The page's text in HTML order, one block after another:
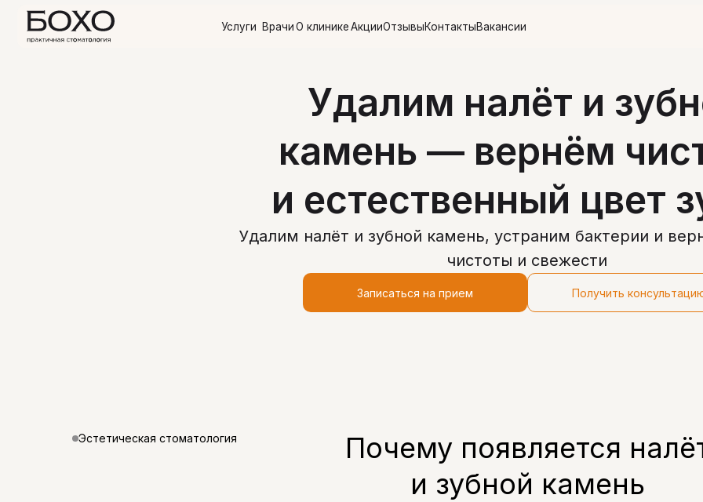
Услуги ВрачиО клиникеАкцииОтзывыКонтактыВакансии
Удалим налёт и
камень — вернём
и естественный цвет
Удалим налёт и зубной камень, устраним бактерии и
чистоты и свежести
Записаться на прием Получить
Эстетическая стоматология
Почему появляется
и зубной камень